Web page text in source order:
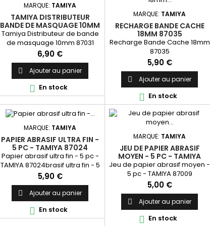
MARQUE: TAMIYA
TAMIYA DISTRIBUTEUR
BANDE DE MASQUAGE 10MM
87031
Tamiya Distributeur de bande
de masquage 10mm 87031
Prix
6,90 €
 Ajouter au panier
 En stock
MARQUE: TAMIYA
RECHARGE BANDE CACHE
18MM 87035
Recharge Bande Cache 18mm
87035
Prix
5,90 €
 Ajouter au panier
 En stock
MARQUE: TAMIYA
PAPIER ABRASIF ULTRA FIN -
5 PC - TAMIYA 87024
Papier abrasif ultra fin - 5 pc -
TAMIYA 87024brasif ultra fin - 5
pPapier abrasiftra fin - 5 pc -
TAMIYA 87024 TAMIYAPapier
abrasif ultra fin - 5 pc -
TAMIYAPapier abrasif ultra fin -
5 pc - TAMIYA
Prix
5,90 €
 Ajouter au panier
 En stock
MARQUE: TAMIYA
JEU DE PAPIER ABRASIF
MOYEN - 5 PC - TAMIYA
87009
Jeu de papier abrasif moyen -
5 pc - TAMIYA 87009
Prix
5,00 €
 Ajouter au panier
 En stock